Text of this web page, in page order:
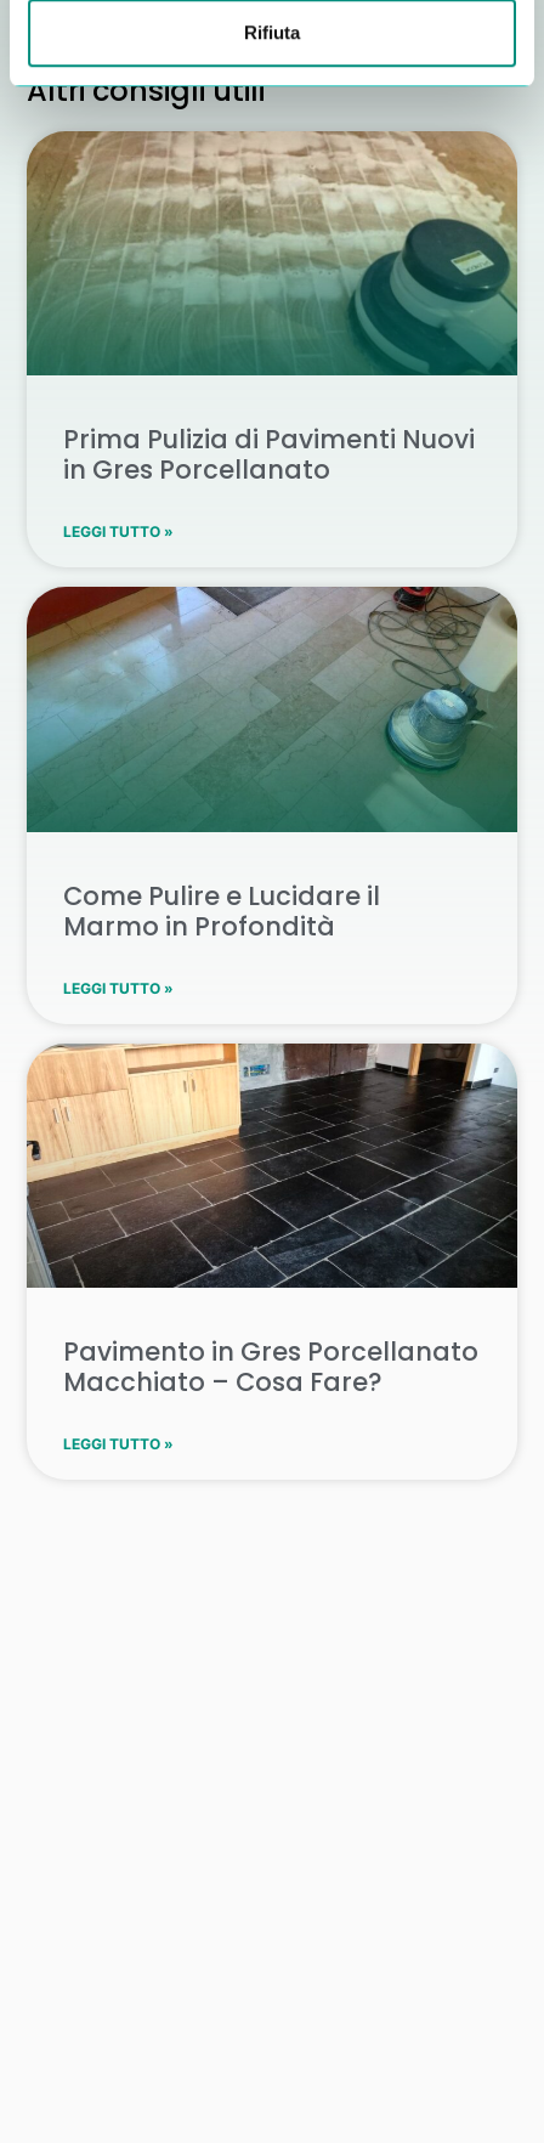
Rifiuta
Altri consigli utili
Prima Pulizia di Pavimenti Nuovi
in Gres Porcellanato
LEGGI TUTTO »
Come Pulire e Lucidare il
Marmo in Profondità
LEGGI TUTTO »
Pavimento in Gres Porcellanato
Macchiato – Cosa Fare?
LEGGI TUTTO »